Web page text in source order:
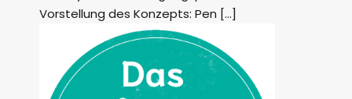
Vorstellung des Konzepts: Pen […]